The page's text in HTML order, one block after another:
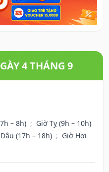
4 THÁNG 9
– 8h) ; Giờ Tỵ (9h – 10h)
(17h – 18h) ; Giờ Hợi